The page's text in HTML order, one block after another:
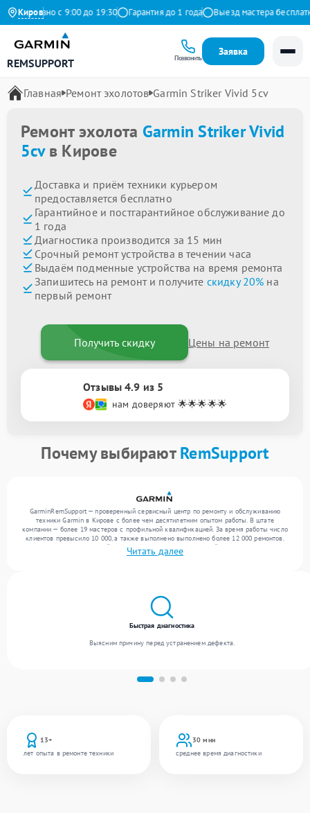
Кировс 9:00 до 19:30 Гарантия до 1 года Выезд мастера бесплатно
REMSUPPORT Позвонить
Заявка
Главная Ремонт эхолотов Garmin Striker Vivid 5cv
Ремонт эхолота Garmin Striker Vivid
5cvв Кирове
Доставка и приём техники курьером
предоставляется бесплатно
Гарантийное и постгарантийное обслуживание до
1 года
Диагностика производится за 15 мин
Срочный ремонт устройства в течении часа
Выдаём подменные устройства на время ремонта
Запишитесь на ремонт и получите скидку 20% на
первый ремонт
Получить скидку Цены на ремонт
Отзывы 4.9 из 5
нам доверяют 🌟🌟🌟🌟🌟
Почему выбираютRemSupport
GarminRemSupport — проверенный сервисный центр по ремонту и обслуживанию
техники Garmin в Кирове с более чем десятилетним опытом работы. В штате
компании — более 19 мастеров с профильной квалификацией. За время работы число
клиентов превысило 10 000, а также выполнено выполнено более 12 000 ремонтов.
Ежемесячно в сервисный центр поступает более 300 устройств, включая , , . Мы
работаем с широким спектром неисправностей и предлагаем стабильный уровень
Читать далее
13+
лет опыта в ремонте техники
30 мин
среднее время диагностики
Быстрая диагностика
Выясним причину перед устранением дефекта.